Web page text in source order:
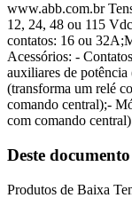
www.abb.com.br
12, 24, 48 ou 115
contatos: 16 ou
Acessórios: -
auxiliares de
(transforma um relé
comando central);-
com comando
Deste documento
Produtos de Baixa